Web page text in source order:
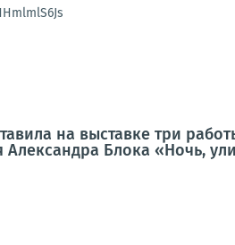
на выставке три
Александра Блока «Ночь,